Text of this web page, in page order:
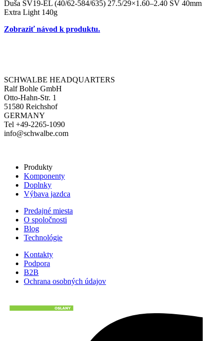
Duša SV19-EL (40/62-584/635) 27.5/29×1.60–2.40 SV 40mm
Extra Light 140g
Zobraziť návod k produktu.
SCHWALBE HEADQUARTERS
Ralf Bohle GmbH
Otto-Hahn-Str. 1
51580 Reichshof
GERMANY
Tel +49-2265-1090
info@schwalbe.com
Produkty
Komponenty
Doplnky
Výbava jazdca
Predajné miesta
O spoločnosti
Blog
Technológie
Kontakty
Podpora
B2B
Ochrana osobných údajov